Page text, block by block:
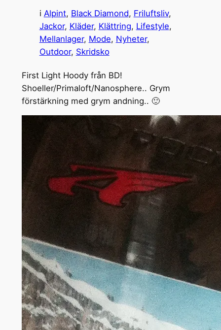
i Alpint, Black Diamond, Friluftsliv
Jackor, Kläder, Klättring, Lifestyle
Mellanlager, Mode, Nyheter
Outdoor, Skridsko
First Light Hoody från BD!
Shoeller/Primaloft/Nanosphere.. Grym
förstärkning med grym andning.. 🙂